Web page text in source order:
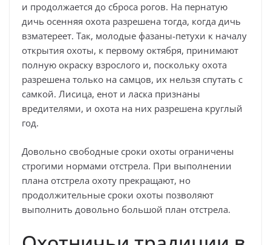
и продолжается до сброса рогов. На пернатую
дичь осенняя охота разрешена тогда, когда дичь
взматереет. Так, молодые фазаны-петухи к началу
открытия охоты, к первому октября, принимают
полную окраску взрослого и, поскольку охота
разрешена только на самцов, их нельзя спутать с
самкой. Лисица, енот и ласка признаны
вредителями, и охота на них разрешена круглый
год.
Довольно свободные сроки охоты ограничены
строгими нормами отстрела. При выполнении
плана отстрела охоту прекращают, но
продолжительные сроки охоты позволяют
выполнить довольно большой план отстрела.